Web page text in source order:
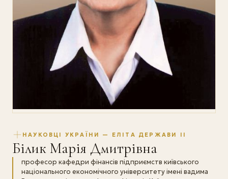
НАУКОВЦІ УКРАЇНИ — ЕЛІТА ДЕРЖАВИ II
Білик Марія Дмитрівна
професор кафедри фінансів підприємств київського
національного економічного університету імені вадима